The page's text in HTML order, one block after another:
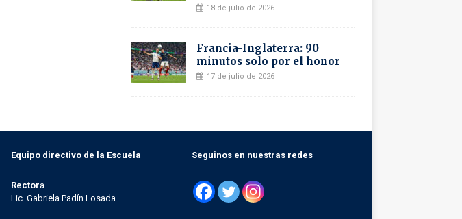
18 de julio de 2026
Francia-Inglaterra: 90
minutos solo por el honor
17 de julio de 2026
Equipo directivo de la Escuela
Rectora
Lic. Gabriela Padín Losada
Seguinos en nuestras redes